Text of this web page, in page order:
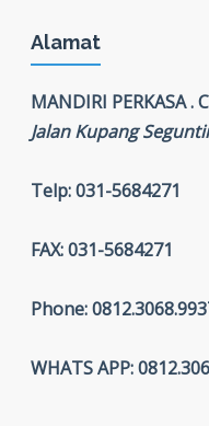
Alamat
MANDIRI PERKASA .
Jalan Kupang
Telp: 031-5684271
FAX: 031-5684271
Phone:
WHATS APP: